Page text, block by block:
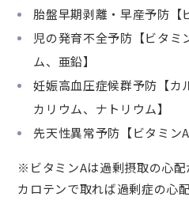
胎盤早期剥離・早産予防【
児の発育不全予防【ビタミ
ム、亜鉛】
妊娠高血圧症候群予防【カ
カリウム、ナトリウム】
先天性異常予防【ビタミンA
※ビタミンAは過剰摂取の心
カロテンで取れば過剰症の心